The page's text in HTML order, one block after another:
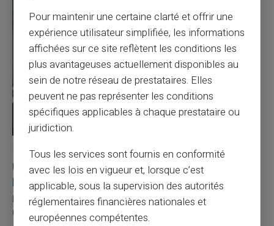
27/07/2026 Carte prépayée
Utilisation responsable du paiement mobile avec
la carte Veritas
Le paiement mobile s'est imposé dans les habitudes quotidiennes,
mais il appelle des réflexes pour é...
Pour maintenir une certaine clarté et offrir une
expérience utilisateur simplifiée, les informations
affichées sur ce site reflètent les conditions les
plus avantageuses actuellement disponibles au
sein de notre réseau de prestataires. Elles
peuvent ne pas représenter les conditions
spécifiques applicables à chaque prestataire ou
juridiction.
Tous les services sont fournis en conformité
avec les lois en vigueur et, lorsque c’est
applicable, sous la supervision des autorités
réglementaires financières nationales et
européennes compétentes.